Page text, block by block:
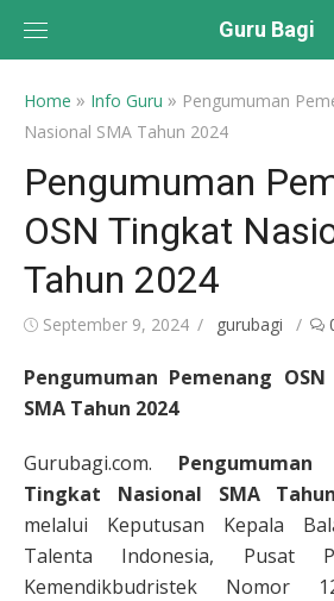
Guru Bagi
Home » Info Guru » Pengumuman
Nasional SMA Tahun 2024
Pengumuman
OSN Tingkat
Tahun 2024
Posted
September 9, 2024 Author
gurubagi
Pengumuman Pemenang
SMA Tahun 2024
Gurubagi.com.
Tingkat Nasional SMA
melalui Keputusan Kepala
Talenta Indonesia, Pusat
Kemendikbudristek Nomor